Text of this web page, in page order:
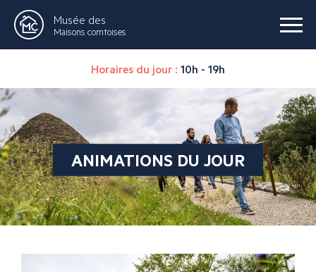
Musée des
Maisons comtoises
Horaires du jour : 10h - 19h
ANIMATIONS DU JOUR